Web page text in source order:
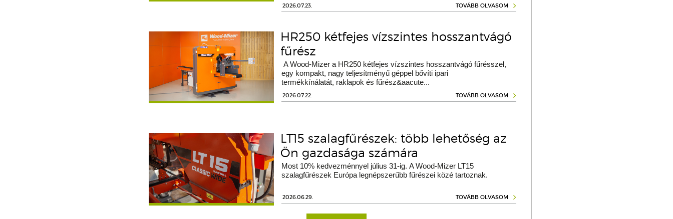
2026.07.23. TOVÁBB OLVASOM
HR250 kétfejes vízszintes hosszantvágó
fűrész
A Wood-Mizer a HR250 kétfejes vízszintes hosszantvágó fűrésszel,
egy kompakt, nagy teljesítményű géppel bővíti ipari
termékkínálatát, raklapok és fűrész&aacute...
2026.07.22. TOVÁBB OLVASOM
LT15 szalagfűrészek: több lehetőség az
Ön gazdasága számára
Most 10% kedvezménnyel július 31-ig. A Wood-Mizer LT15
szalagfűrészek Európa legnépszerűbb fűrészei közé tartoznak.
2026.06.29. TOVÁBB OLVASOM